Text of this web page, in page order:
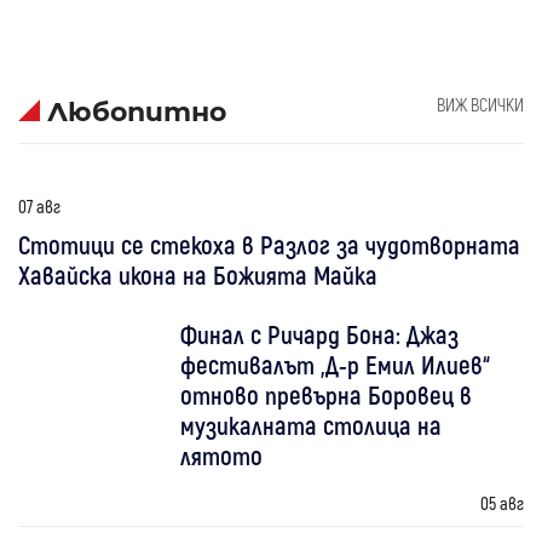
Любопитно ВИЖ ВСИЧКИ
07 авг
Стотици се стекоха в Разлог за чудотворната
Хавайска икона на Божията Майка
Финал с Ричард Бона: Джаз
фестивалът „Д-р Емил Илиев“
отново превърна Боровец в
музикалната столица на
лятото
05 авг